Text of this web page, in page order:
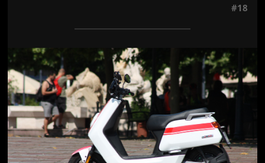
#18
Jön még kép!